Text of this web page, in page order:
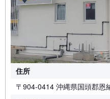
住所
〒904-0414 沖縄県国頭郡恩